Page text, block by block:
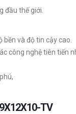
đầu thế giới.
và độ tin cậy cao.
công nghệ tiên tiến
TV